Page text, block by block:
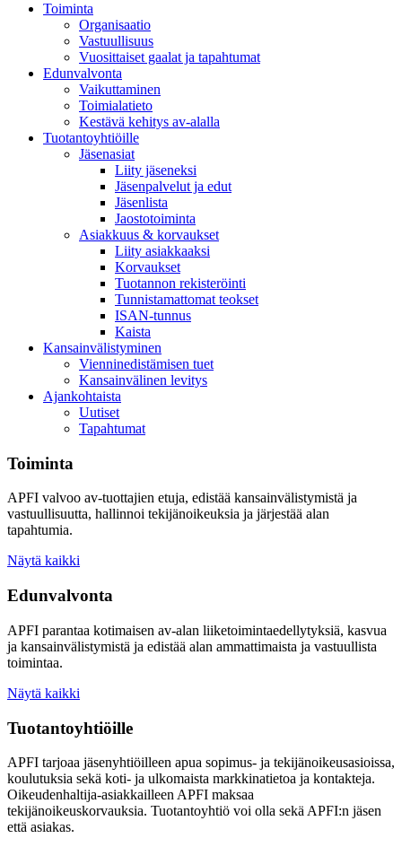
Toiminta
Organisaatio
Vastuullisuus
Vuosittaiset gaalat ja tapahtumat
Edunvalvonta
Vaikuttaminen
Toimialatieto
Kestävä kehitys av-alalla
Tuotantoyhtiöille
Jäsenasiat
Liity jäseneksi
Jäsenpalvelut ja edut
Jäsenlista
Jaostotoiminta
Asiakkuus & korvaukset
Liity asiakkaaksi
Korvaukset
Tuotannon rekisteröinti
Tunnistamattomat teokset
ISAN-tunnus
Kaista
Kansainvälistyminen
Vienninedistämisen tuet
Kansainvälinen levitys
Ajankohtaista
Uutiset
Tapahtumat
Toiminta
APFI valvoo av-tuottajien etuja, edistää kansainvälistymistä ja
vastuullisuutta, hallinnoi tekijänoikeuksia ja järjestää alan
tapahtumia.
Näytä kaikki
Edunvalvonta
APFI parantaa kotimaisen av-alan liiketoimintaedellytyksiä, kasvua
ja kansainvälistymistä ja edistää alan ammattimaista ja vastuullista
toimintaa.
Näytä kaikki
Tuotantoyhtiöille
APFI tarjoaa jäsenyhtiöilleen apua sopimus- ja tekijänoikeusasioissa,
koulutuksia sekä koti- ja ulkomaista markkinatietoa ja kontakteja.
Oikeudenhaltija-asiakkailleen APFI maksaa
tekijänoikeuskorvauksia. Tuotantoyhtiö voi olla sekä APFI:n jäsen
että asiakas.